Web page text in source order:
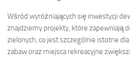
Wśród wyróżniających się inwestycji
znajdziemy projekty, które zapewniają
zielonych, co jest szczególnie istotne
zabaw oraz miejsca rekreacyjne